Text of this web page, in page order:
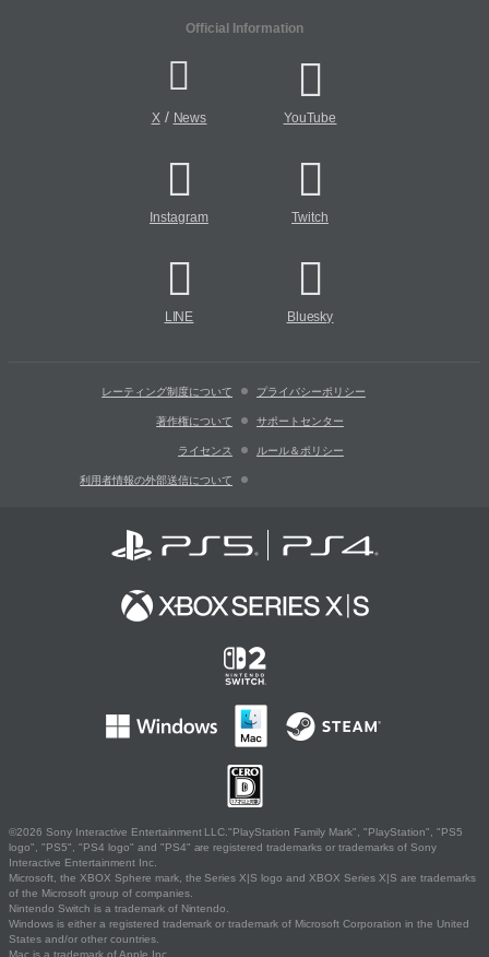
Official Information
X/ News YouTube
Instagram Twitch
LINE Bluesky
レーティング制度について プライバシーポリシー
著作権について サポートセンター
ライセンス ルール＆ポリシー
利用者情報の外部送信について
©2026 Sony Interactive Entertainment LLC."PlayStation Family Mark", "PlayStation", "PS5
logo", "PS5", "PS4 logo" and "PS4" are registered trademarks or trademarks of Sony
Interactive Entertainment Inc.
Microsoft, the XBOX Sphere mark, the Series X|S logo and XBOX Series X|S are trademarks
of the Microsoft group of companies.
Nintendo Switch is a trademark of Nintendo.
Windows is either a registered trademark or trademark of Microsoft Corporation in the United
States and/or other countries.
Mac is a trademark of Apple Inc.